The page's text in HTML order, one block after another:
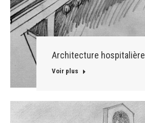
Architecture hospitalière
Voir plus